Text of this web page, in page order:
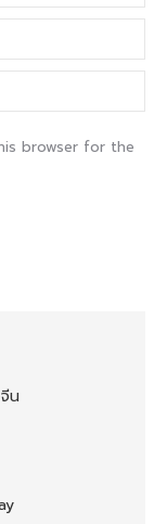
browser for the
น